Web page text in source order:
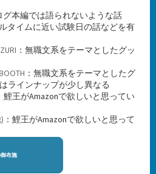
グ本編では語られないような話
タイムに近い試験日の話などを有
：無職文系をテーマとしたグッ
：無職文系をテーマとしたグ
ラインナップが少し異なる
鯉王がAmazonで欲しいと思ってい
：鯉王がAmazonで欲しいと思って